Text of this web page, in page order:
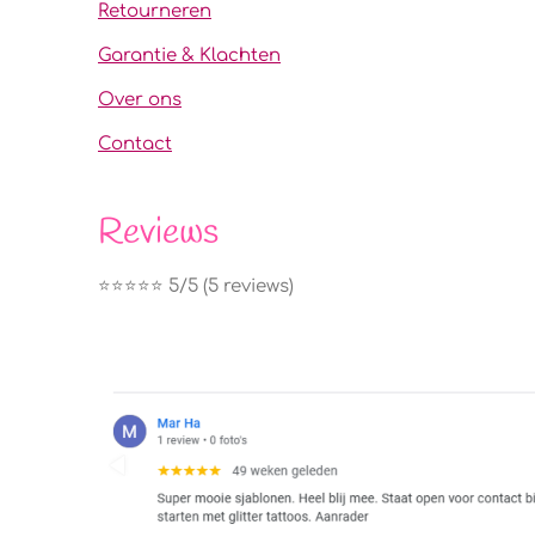
Retourneren
Garantie & Klachten
Over ons
Contact
Reviews
⭐️⭐️⭐️⭐️⭐️ 5/5 (5 reviews)